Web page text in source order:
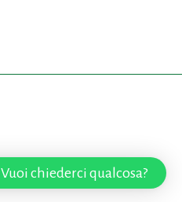
Vuoi chiederci qualcosa?